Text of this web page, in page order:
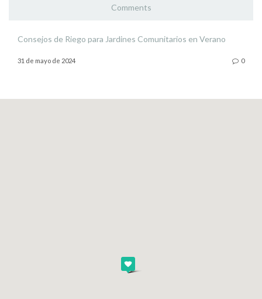
Comments
Consejos de Riego para Jardines Comunitarios en Verano
31 de mayo de 2024 0